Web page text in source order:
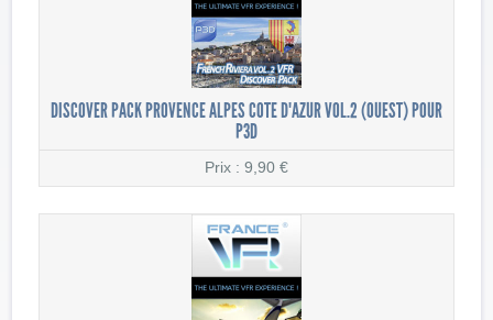
DISCOVER PACK PROVENCE ALPES COTE D'AZUR VOL.2 (OUEST) POUR
P3D
Prix : 9,90 €